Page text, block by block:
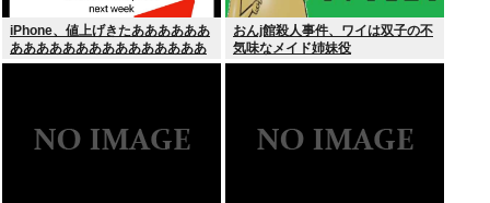
iPhone、値上げきたああああああ
あああああああああああああああ
あああああああ！！！
おんj館殺人事件、ワイは双子の不
気味なメイド姉妹役